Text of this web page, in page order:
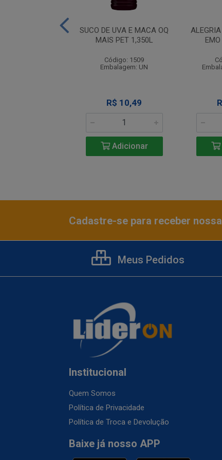
SUCO DE UVA E MACA OQ
MAIS PET 1,350L
Código: 1509
Embalagem: UN
R$ 10,49
Adicionar
Cadastre-se para receber
Meus Pedidos
Institucional
Quem Somos
Política de Privacidade
Política de Troca e Devolução
Baixe já nosso APP